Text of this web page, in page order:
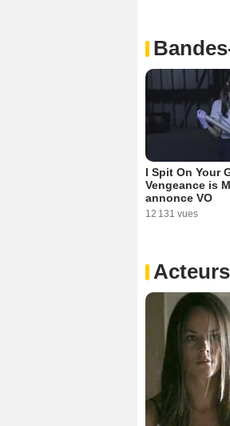
I Spit On Your
Vengeance is
annonce VO
12 131 vues